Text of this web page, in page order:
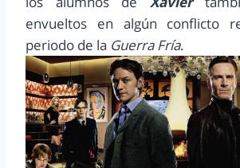
envueltos en algún conflicto
periodo de la Guerra Fría.